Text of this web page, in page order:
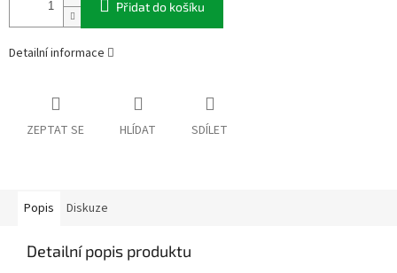
Přidat do košíku
Detailní informace
ZEPTAT SE HLÍDAT SDÍLET
Popis Diskuze
Detailní popis produktu